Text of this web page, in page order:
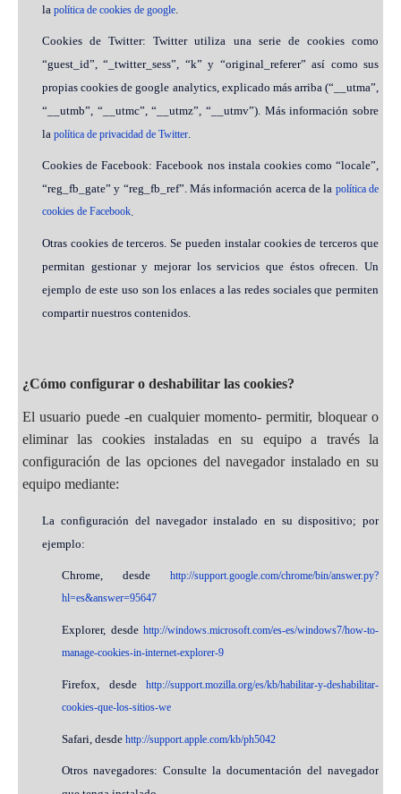
la política de cookies de google.
Cookies de Twitter: Twitter utiliza una serie de cookies como
“guest_id”, “_twitter_sess”, “k” y “original_referer” así como sus
propias cookies de google analytics, explicado más arriba (“__utma”,
“__utmb”, “__utmc”, “__utmz”, “__utmv”). Más información sobre
la política de privacidad de Twitter.
Cookies de Facebook: Facebook nos instala cookies como “locale”,
“reg_fb_gate” y “reg_fb_ref”. Más información acerca de la política de
cookies de Facebook.
Otras cookies de terceros. Se pueden instalar cookies de terceros que
permitan gestionar y mejorar los servicios que éstos ofrecen. Un
ejemplo de este uso son los enlaces a las redes sociales que permiten
compartir nuestros contenidos.
¿Cómo configurar o deshabilitar las cookies?
El usuario puede -en cualquier momento- permitir, bloquear o
eliminar las cookies instaladas en su equipo a través la
configuración de las opciones del navegador instalado en su
equipo mediante:
La configuración del navegador instalado en su dispositivo; por
ejemplo:
Chrome, desde http://support.google.com/chrome/bin/answer.py?
hl=es&answer=95647
Explorer, desde http://windows.microsoft.com/es-es/windows7/how-to-
manage-cookies-in-internet-explorer-9
Firefox, desde http://support.mozilla.org/es/kb/habilitar-y-deshabilitar-
cookies-que-los-sitios-we
Safari, desde http://support.apple.com/kb/ph5042
Otros navegadores: Consulte la documentación del navegador